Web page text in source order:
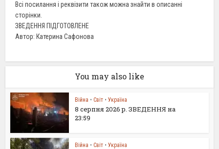
Всі посилання і реквізити також можна знайти в описанні
сторінки.
ЗВЕДЕННЯ ПІДГОТОВЛЕНЕ
Автор: Катерина Сафонова
You may also like
Війна • Світ • Україна
8 серпня 2026 р. ЗВЕДЕННЯ на
23:59
Війна • Світ • Україна